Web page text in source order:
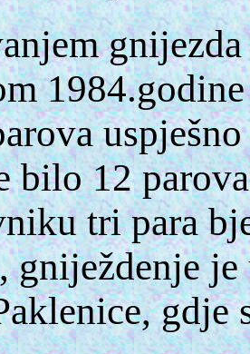
bilo 12
tri para
gniježdenje
gdje